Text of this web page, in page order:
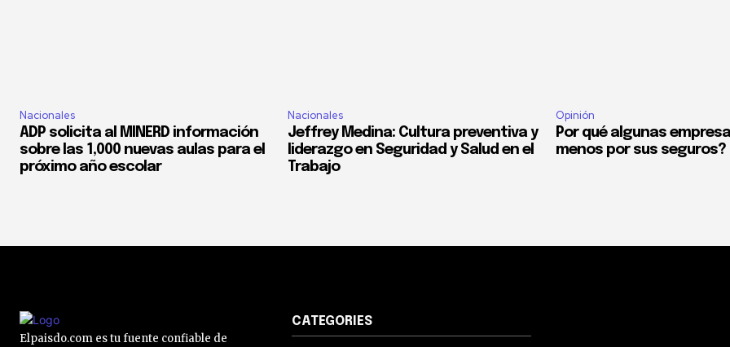
Nacionales
ADP solicita al MINERD información
sobre las 1,000 nuevas aulas para el
próximo año escolar
Nacionales
Jeffrey Medina: Cultura preventiva y
liderazgo en Seguridad y Salud en el
Trabajo
Opinión
Por qué algunas
menos por sus seguros?
Elpaisdo.com es tu fuente confiable de
CATEGORIES